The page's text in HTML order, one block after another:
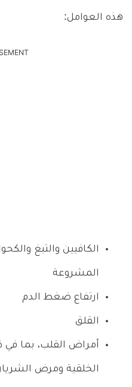
هذه العوامل:
الكافيين والتبغ
المشروعة
ارتفاع ضغط الدم
القلق
أمراض القلب، بما
الخلقية ومرض